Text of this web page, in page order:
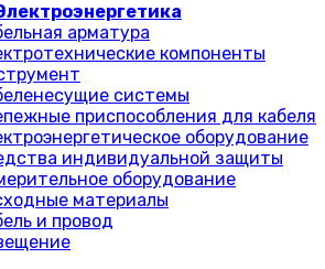
арматура
компоненты
системы
приспособления для кабеля
оборудование
индивидуальной защиты
оборудование
материалы
и провод